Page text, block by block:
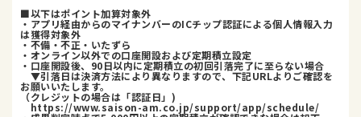
■以下はポイント加算対象外
・アプリ経由からのマイナンバーのICチップ認証による個人情報入力
は獲得対象外
・不備・不正・いたずら
・オンライン以外での口座開設および定期積立設定
・口座開設後、90日以内に定期積立の初回引落完了に至らない場合
▼引落日は決済方法により異なりますので、下記URLよりご確認を
お願いいたします。
（クレジットの場合は「認証日」)
https://www.saison-am.co.jp/support/app/schedule/